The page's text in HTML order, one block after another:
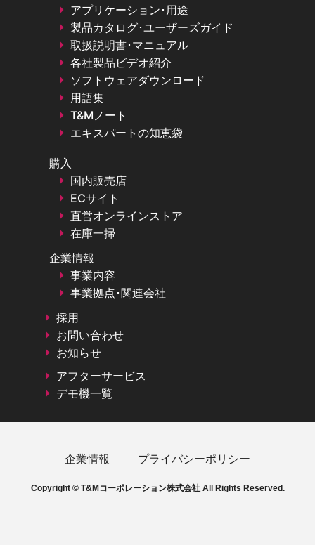
アプリケーション･用途
製品カタログ･ユーザーズガイド
取扱説明書･マニュアル
各社製品ビデオ紹介
ソフトウェアダウンロード
用語集
T&Mノート
エキスパートの知恵袋
購入
国内販売店
ECサイト
直営オンラインストア
在庫一掃
企業情報
事業内容
事業拠点･関連会社
採用
お問い合わせ
お知らせ
アフターサービス
デモ機一覧
企業情報 プライバシーポリシー
Copyright © T&Mコーポレーション株式会社 All Rights Reserved.